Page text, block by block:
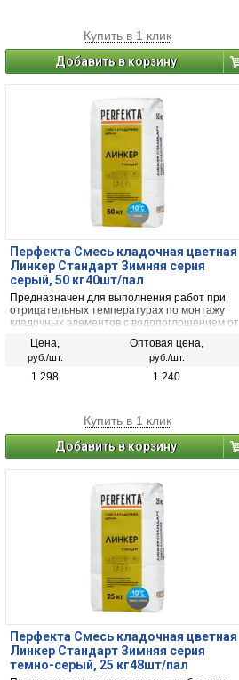
Купить в 1 клик
Добавить в корзину
Перфекта Смесь кладочная цветная
Линкер Стандарт Зимняя серия
серый, 50 кг40шт/пал
Предназначен для выполнения работ при
отрицательных температурах по монтажу
кладочных элементов с водопоглощением от
облицовочный керамический кирпич, рядовой
керамический и плотный силикатный кирпич,
кирпичи или блоки из бетона и натурального
Цена,
руб./шт.
Оптовая цена,
руб./шт.
1 298 1 240
Купить в 1 клик
Добавить в корзину
Перфекта Смесь кладочная цветная
Линкер Стандарт Зимняя серия
темно-серый, 25 кг48шт/пал